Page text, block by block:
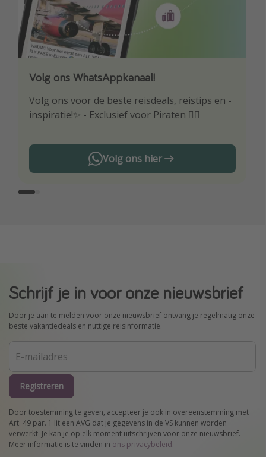
Volg ons WhatsAppkanaal!
Volg ons voor de beste reisdeals, reistips en -
inspiratie!✨ - Exclusief voor Piraten 🏴‍☠️
Volg ons hier
Download onze app
Wees als eerste op de hoogte van de beste
reisaanbiedingen
Schrijf je in voor onze nieuwsbrief
Door je aan te melden voor onze nieuwsbrief ontvang je regelmatig onze
beste vakantiedeals en nuttige reisinformatie.
Registreren
Door toestemming te geven, accepteer je ook in overeenstemming met
Art. 49 par. 1 lit een AVG dat je gegevens in de VS kunnen worden
verwerkt. Je kan je op elk moment uitschrijven voor onze nieuwsbrief.
Meer informatie is te vinden in ons privacybeleid.